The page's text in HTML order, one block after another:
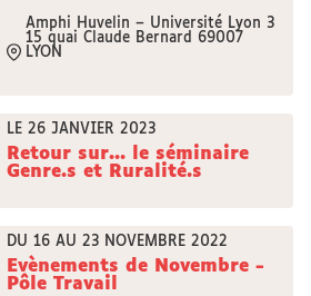
Amphi Huvelin – Université Lyon 3
15 quai Claude Bernard 69007
LYON
LE 26 JANVIER 2023
Retour sur... le séminaire
Genre.s et Ruralité.s
DU 16 AU 23 NOVEMBRE 2022
Evènements de Novembre -
Pôle Travail